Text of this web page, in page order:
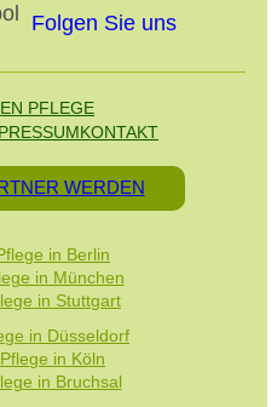
Folgen Sie uns
PFLEGE
KONTAKT
WERDEN
in Berlin
in München
in Stuttgart
in Düsseldorf
in Köln
in Bruchsal